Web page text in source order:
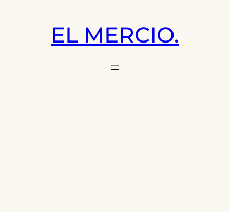
EL MERCIO.